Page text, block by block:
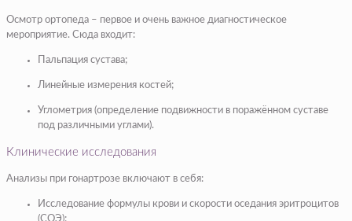
Осмотр ортопеда – первое и очень важное диагностическое
мероприятие. Сюда входит:
Пальпация сустава;
Линейные измерения костей;
Углометрия (определение подвижности в поражённом суставе
под различными углами).
Клинические исследования
Анализы при гонартрозе включают в себя:
Исследование формулы крови и скорости оседания эритроцитов
(СОЭ);